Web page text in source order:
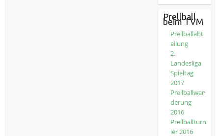
Prellball
beim TVM
Prellballabt
eilung
2.
Landesliga
Spieltag
2017
Prellballwan
derung
2016
Prellballturn
ier 2016